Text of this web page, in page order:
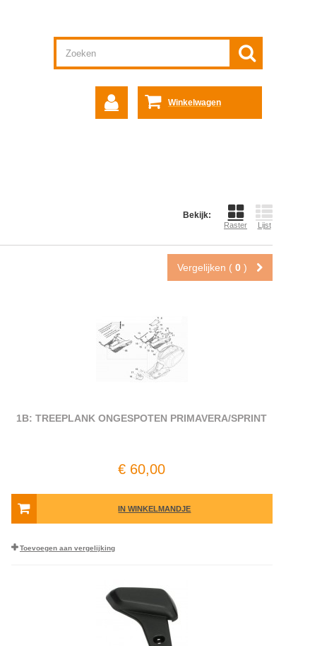
Winkelwagen
Bekijk:
Raster Lijst
Vergelijken ( 0 )
1B: TREEPLANK ONGESPOTEN PRIMAVERA/SPRINT
€ 60,00
IN WINKELMANDJE
Toevoegen aan vergelijking